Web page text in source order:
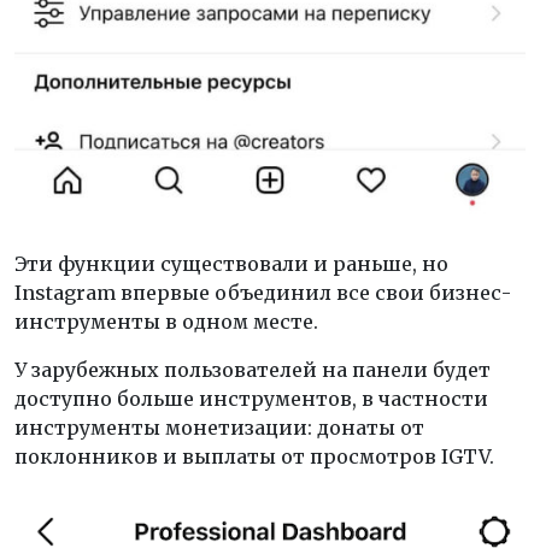
Эти функции существовали и раньше, но
Instagram впервые объединил все свои бизнес-
инструменты в одном месте.
У зарубежных пользователей на панели будет
доступно больше инструментов, в частности
инструменты монетизации: донаты от
поклонников и выплаты от просмотров IGTV.